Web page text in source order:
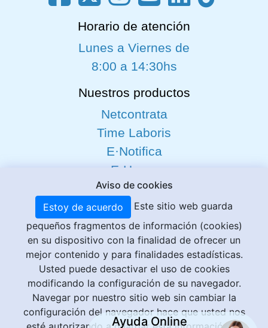
Ayuda Online
Horario de atención
Lunes a Viernes de
8:00 a 14:30hs
Nuestros productos
Netcontrata
Time Laboris
E·Notifica
E-Hogar
Gesta
Solicitud de certificados
DelegaRed
CREATIVE QUALITY
Facilidades para la gestión de su empresa
© Creative Quality 2009 - 2026 ·Aviso Legal|Política
Aviso de cookies
Estoy de acuerdo
Este sitio web guarda
pequeños fragmentos de información (cookies)
en su dispositivo con la finalidad de ofrecer un
mejor contenido y para finalidades estadísticas.
Usted puede desactivar el uso de cookies
modificando la configuración de su navegador.
Navegar por nuestro sitio web sin cambiar la
configuración del navegador hace que usted nos